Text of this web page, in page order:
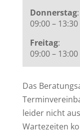
Donnerstag:
09:00 –
Freitag:
09:00 –
Das
leider nicht
Wartezeiten